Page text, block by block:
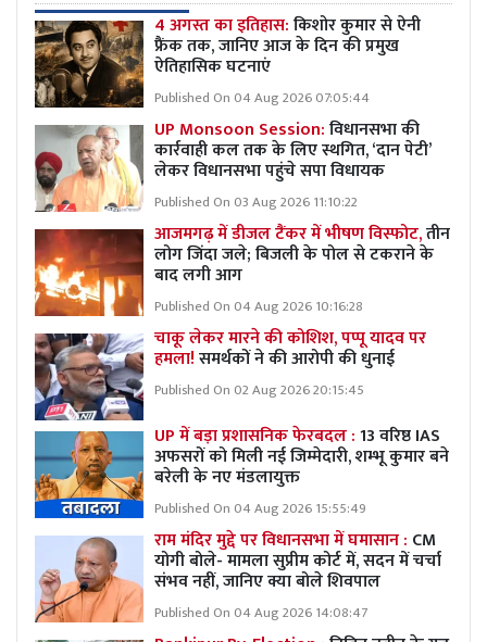
4 अगस्त का इतिहास:किशोर कुमार से ऐनी
फ्रैंक तक, जानिए आज के दिन की प्रमुख
ऐतिहासिक घटनाएं
Published On 04 Aug 2026 07:05:44
UP Monsoon Session:विधानसभा की
कार्रवाही कल तक के लिए स्थगित, ‘दान पेटी’
लेकर विधानसभा पहुंचे सपा विधायक
Published On 03 Aug 2026 11:10:22
आजमगढ़ में डीजल टैंकर में भीषण विस्फोट,तीन
लोग जिंदा जले; बिजली के पोल से टकराने के
बाद लगी आग
Published On 04 Aug 2026 10:16:28
चाकू लेकर मारने की कोशिश, पप्पू यादव पर
हमला!समर्थकों ने की आरोपी की धुनाई
Published On 02 Aug 2026 20:15:45
UP में बड़ा प्रशासनिक फेरबदल :13 वरिष्ठ IAS
अफसरों को मिली नई जिम्मेदारी, शम्भू कुमार बने
बरेली के नए मंडलायुक्त
Published On 04 Aug 2026 15:55:49
राम मंदिर मुद्दे पर विधानसभा में घमासान : CM
योगी बोले- मामला सुप्रीम कोर्ट में, सदन में चर्चा
संभव नहीं, जानिए क्या बोले शिवपाल
Published On 04 Aug 2026 14:08:47